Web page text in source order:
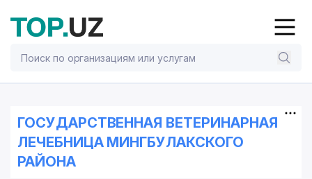
ГОСУДАРСТВЕННАЯ ВЕТЕРИНАРНАЯ
ЛЕЧЕБНИЦА МИНГБУЛАКСКОГО
РАЙОНА